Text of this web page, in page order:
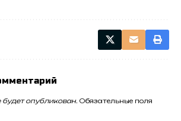
опубликован. Обязательные поля